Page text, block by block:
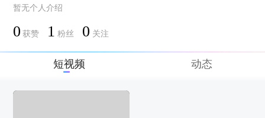
暂无个人介绍
0 获赞 1 粉丝 0 关注
短视频 动态